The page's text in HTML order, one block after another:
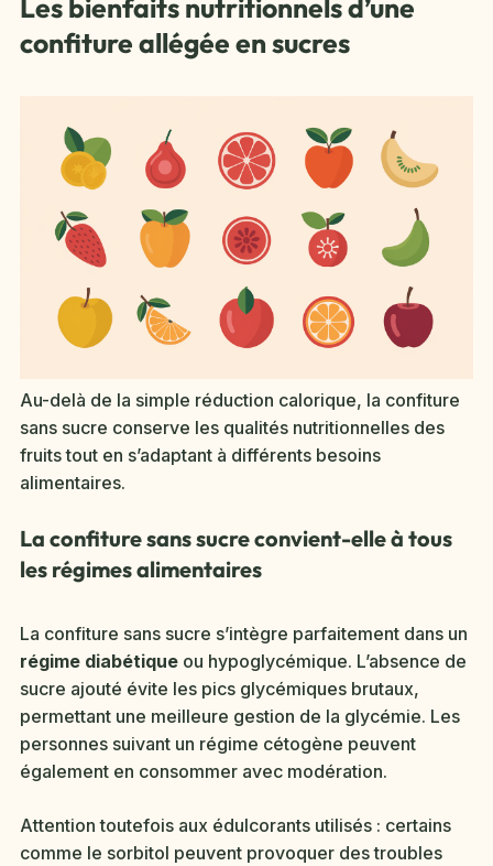
Les bienfaits nutritionnels d’une
confiture allégée en sucres
Au-delà de la simple réduction calorique, la confiture
sans sucre conserve les qualités nutritionnelles des
fruits tout en s’adaptant à différents besoins
alimentaires.
La confiture sans sucre convient-elle à tous
les régimes alimentaires
La confiture sans sucre s’intègre parfaitement dans un
régime diabétique ou hypoglycémique. L’absence de
sucre ajouté évite les pics glycémiques brutaux,
permettant une meilleure gestion de la glycémie. Les
personnes suivant un régime cétogène peuvent
également en consommer avec modération.
Attention toutefois aux édulcorants utilisés : certains
comme le sorbitol peuvent provoquer des troubles